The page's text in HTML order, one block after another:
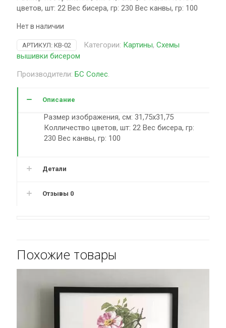
цветов, шт: 22 Вес бисера, гр: 230 Вес канвы, гр: 100
Нет в наличии
АРТИКУЛ: КВ-02 Категории: Картины, Схемы
вышивки бисером
Производители: БС Солес.
Описание
Размер изображения, см: 31,75х31,75
Колличество цветов, шт: 22 Вес бисера, гр:
230 Вес канвы, гр: 100
Детали
Отзывы 0
Похожие товары